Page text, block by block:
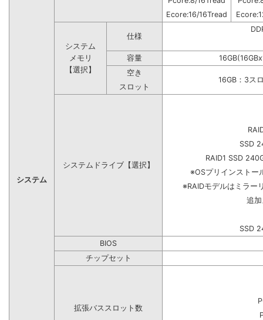
システム
Ecore:16/16Tread
システム
メモリ
【選択】
仕様
容量
空き
16GB：3ス
スロット
システムドライブ【選択】
SSD
RAID1 SSD
※OSプリインストー
※RAIDモデルはミラー
追
SSD
BIOS
チップセット
拡張バススロット数